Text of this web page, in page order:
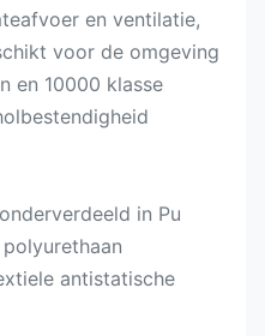
en ventilatie,
voor de omgeving
en 10000 klasse
in Pu
antistatische